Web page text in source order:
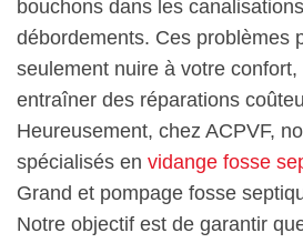
bouchons dans les
débordements. Ces problèmes
seulement nuire à votre
entraîner des réparations
Heureusement, chez ACPVF,
spécialisés en vidange fosse
Grand et pompage fosse
Notre objectif est de garantir